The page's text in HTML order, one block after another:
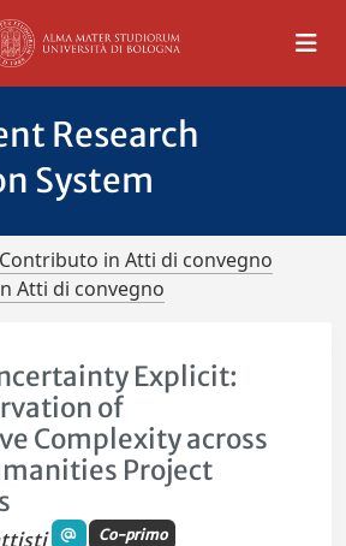
Research
System
in Atti di convegno
Atti di convegno
Explicit:
of
Complexity across
Project
Co-primo